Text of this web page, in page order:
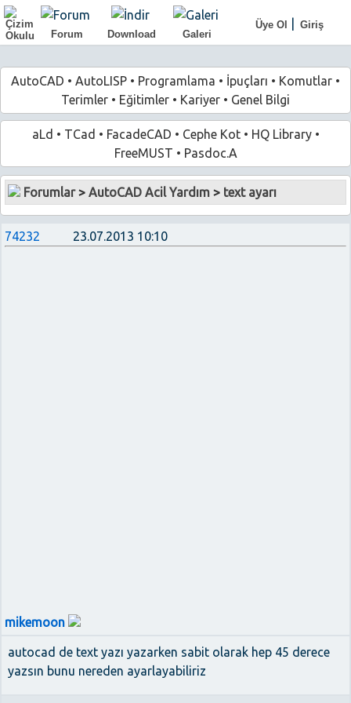
Üye Ol
Giriş
Forum
Download Galeri
AutoCAD • AutoLISP • Programlama • İpuçları • Komutlar •
Terimler • Eğitimler • Kariyer • Genel Bilgi
aLd • TCad • FacadeCAD • Cephe Kot• HQ Library•
FreeMUST • Pasdoc.A
Forumlar>AutoCAD Acil Yardım > text ayarı
74232 23.07.2013 10:10
mikemoon
autocad de text yazı yazarken sabit olarak hep 45 derece
yazsın bunu nereden ayarlayabiliriz